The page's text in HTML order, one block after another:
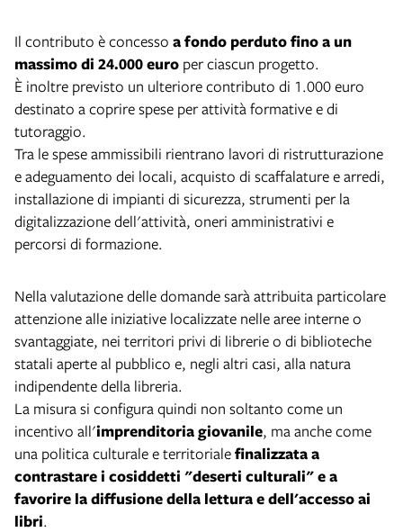
Il contributo è concesso a fondo perduto fino a un
massimo di 24.000 euro per ciascun progetto.
È inoltre previsto un ulteriore contributo di 1.000 euro
destinato a coprire spese per attività formative e di
tutoraggio.
Tra le spese ammissibili rientrano lavori di ristrutturazione
e adeguamento dei locali, acquisto di scaffalature e arredi,
installazione di impianti di sicurezza, strumenti per la
digitalizzazione dell'attività, oneri amministrativi e
percorsi di formazione.
Nella valutazione delle domande sarà attribuita particolare
attenzione alle iniziative localizzate nelle aree interne o
svantaggiate, nei territori privi di librerie o di biblioteche
statali aperte al pubblico e, negli altri casi, alla natura
indipendente della libreria.
La misura si configura quindi non soltanto come un
incentivo all'imprenditoria giovanile, ma anche come
una politica culturale e territorialefinalizzata a
contrastare i cosiddetti "deserti culturali" e a
favorire la diffusione della lettura e dell'accesso ai
libri.